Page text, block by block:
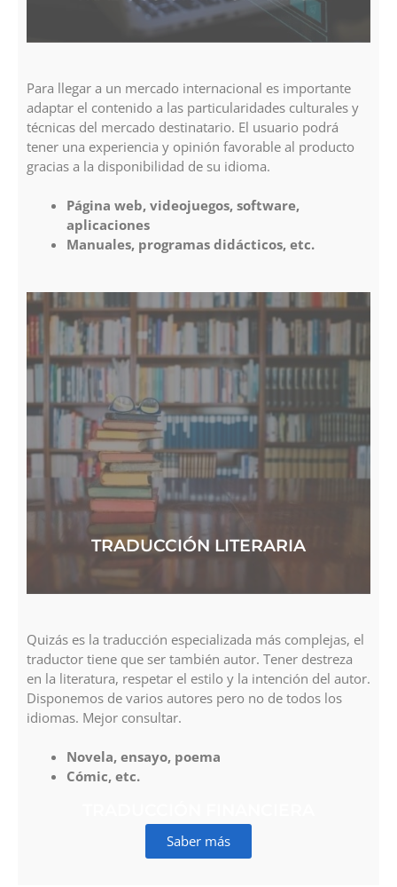
Para llegar a un mercado internacional es importante
adaptar el contenido a las particularidades culturales y
técnicas del mercado destinatario. El usuario podrá
tener una experiencia y opinión favorable al producto
gracias a la disponibilidad de su idioma.
Página web, videojuegos, software,
aplicaciones
Manuales, programas didácticos, etc.
TRADUCCIÓN LITERARIA
Quizás es la traducción especializada más complejas, el
traductor tiene que ser también autor. Tener destreza
en la literatura, respetar el estilo y la intención del autor.
Disponemos de varios autores pero no de todos los
idiomas. Mejor consultar.
Novela, ensayo, poema
Cómic, etc.
Saber más